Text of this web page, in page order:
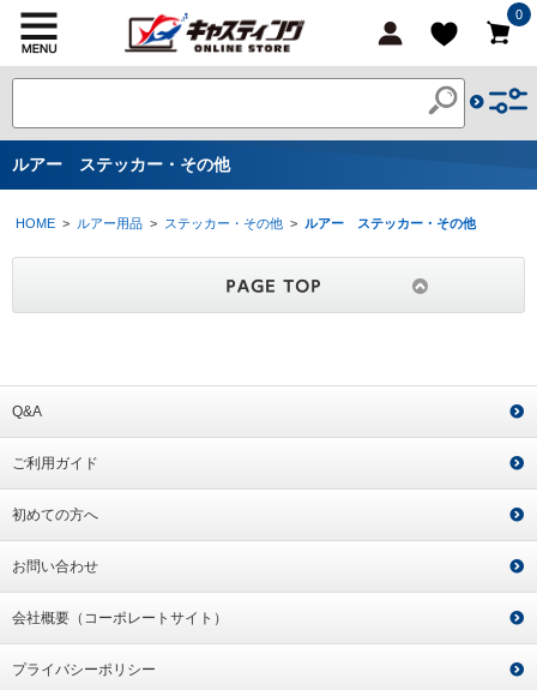
0
ルアー ステッカー・その他
HOME > ルアー用品 > ステッカー・その他 > ルアー ステッカー・その他
Q&A
ご利用ガイド
初めての方へ
お問い合わせ
会社概要（コーポレートサイト）
プライバシーポリシー